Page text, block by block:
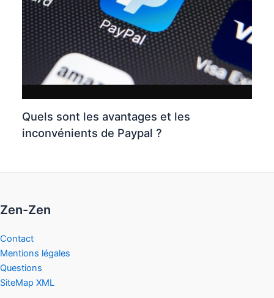
Quels sont les avantages et les
inconvénients de Paypal ?
Zen-Zen
Contact
Mentions légales
Questions
SiteMap XML